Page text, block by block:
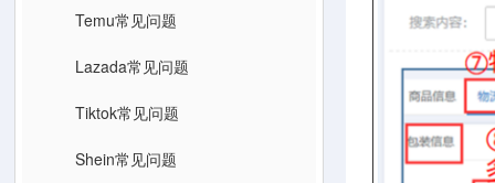
Temu常见问题
Lazada常见问题
Tiktok常见问题
Shein常见问题